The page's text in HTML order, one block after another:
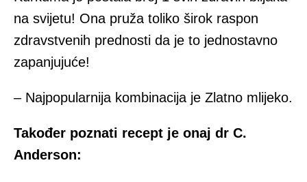
na svijetu! Ona pruža toliko širok raspon
zdravstvenih prednosti da je to jednostavno
zapanjujuće!
– Najpopularnija kombinacija je Zlatno mlijeko.
Također poznati recept je onaj dr C.
Anderson: